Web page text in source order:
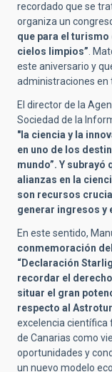
recordado que se
organiza un
que para el turismo
cielos limpios” .
este aniversario y
administraciones en
El director de la
Sociedad de la
"la ciencia y la
en uno de los
mundo”. Y subrayó
alianzas en la
son recursos
generar ingresos y
En este sentido,
conmemoración
“Declaración
recordar el
situar el gran
respecto al
excelencia científica
de Canarias como
oportunidades y
un nuevo modelo